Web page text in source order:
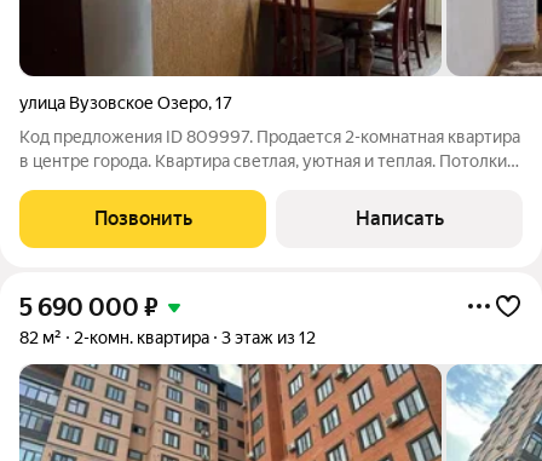
улица Вузовское Озеро,17
Код предложения ID 809997. Продается 2-комнатная квартира
в центре города. Квартира светлая, уютная и теплая. Потолки
часть мебели. В пешей доступности Парк Ленинского
Комсомола, Автобусная
Позвонить Написать
5 690 000 ₽
82 м² 2-комн. квартира 3 этаж из 12